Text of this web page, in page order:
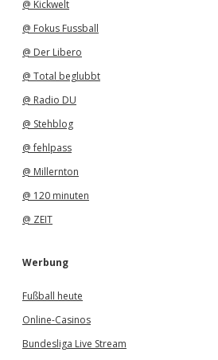
@ Kickwelt
@ Fokus Fussball
@ Der Libero
@ Total beglubbt
@ Radio DU
@ Stehblog
@ fehlpass
@ Millernton
@ 120 minuten
@ ZEIT
Werbung
Fußball heute
Online-Casinos
Bundesliga Live Stream